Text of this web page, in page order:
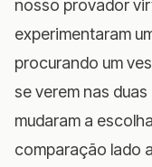
nosso provador
experimentaram
procurando um
se verem nas
mudaram a
comparação lado